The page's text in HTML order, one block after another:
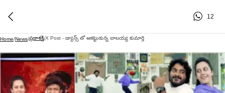
12
Home/News/ప్రజాశక్తి/X Post - డ్యాన్స్ తో ఆకట్టుకున్న బాలయ్య కుమార్తె